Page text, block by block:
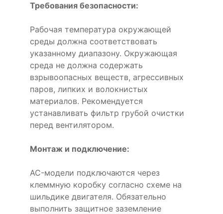
Требования безопасности:
Рабочая температура окружающей
среды должна соответствовать
указанному диапазону. Окружающая
среда не должна содержать
взрывоопасных веществ, агрессивных
паров, липких и волокнистых
материалов. Рекомендуется
устанавливать фильтр грубой очистки
перед вентилятором.
Монтаж и подключение:
AC-модели подключаются через
клеммную коробку согласно схеме на
шильдике двигателя. Обязательно
выполнить защитное заземление